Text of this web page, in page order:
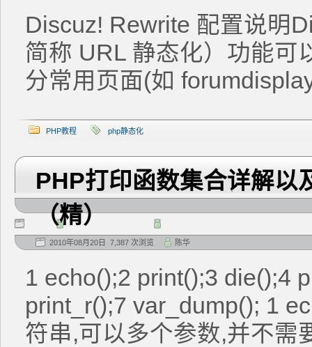
Discuz! Rewrite 配置说明
简称 URL 静态化）功能可
分常用页面(如
PHP教程 php静态化
PHP打印函数集合详解以
（精）
2010年08月20日 7,387 次浏览 陈华
1 echo();2 print();3 die();4
print_r();7 var_dump(); 1
符串,可以多个参数,并不需